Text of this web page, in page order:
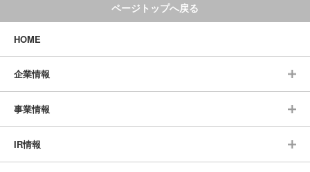
ページトップへ戻る
HOME
企業情報
事業情報
IR情報